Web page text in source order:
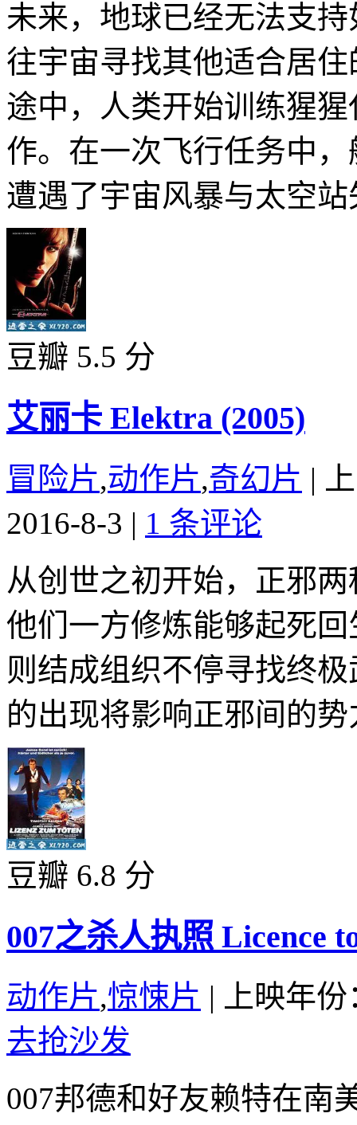
未来，地球已经无法支
往宇宙寻找其他适合居
途中，人类开始训练猩
作。在一次飞行任务中
遭遇了宇宙风暴与太空
豆瓣 5.5 分
艾丽卡 Elektra (2005)
冒险片,动作片,奇幻片 |
2016-8-3 | 1 条评论
从创世之初开始，正邪
他们一方修炼能够起死
则结成组织不停寻找终
的出现将影响正邪间的
豆瓣 6.8 分
007之杀人执照 Licence
动作片,惊悚片 |
上映年
去抢沙发
007邦德和好友赖特在南